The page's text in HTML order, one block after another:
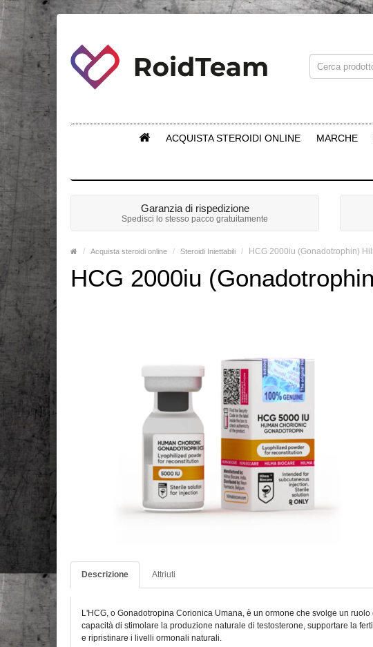
ACQUISTA STEROIDI ONLINE MARCHE
Garanzia di rispedizione
Spedisci lo stesso pacco gratuitamente
Acquista steroidi online Steroidi Iniettabili HCG 2000iu (Gonadotrophin)
HCG 2000iu
Descrizione Attriuti
L'HCG, o Gonadotropina Corionica Umana, è un ormone che svolge un
capacità di stimolare la produzione naturale di testosterone, supportare la
e ripristinare i livelli ormonali naturali.